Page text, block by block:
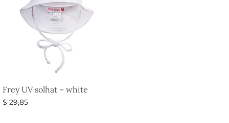
Frey UV solhat – white
$ 29,85